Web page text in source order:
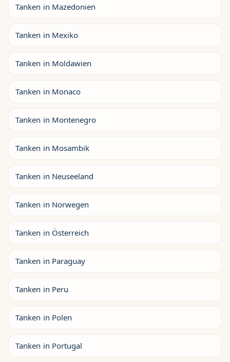
Tanken in Mazedonien
Tanken in Mexiko
Tanken in Moldawien
Tanken in Monaco
Tanken in Montenegro
Tanken in Mosambik
Tanken in Neuseeland
Tanken in Norwegen
Tanken in Österreich
Tanken in Paraguay
Tanken in Peru
Tanken in Polen
Tanken in Portugal